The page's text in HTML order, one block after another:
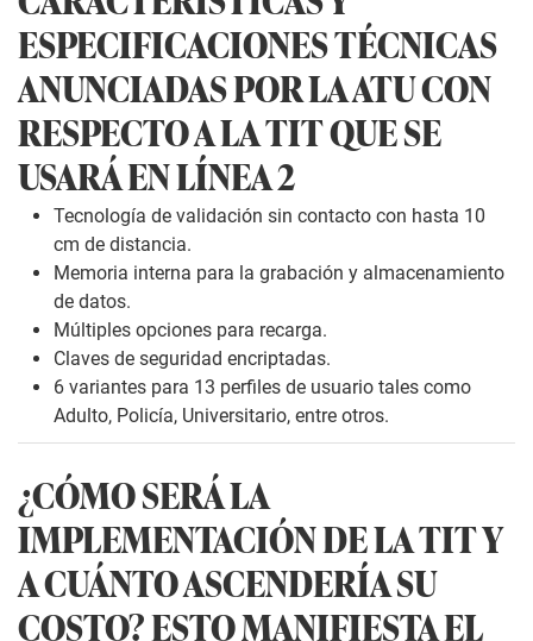
ESPECIFICACIONES TÉCNICAS
ANUNCIADAS POR LA ATU CON
RESPECTO A LA TIT QUE SE
USARÁ EN LÍNEA 2
Tecnología de validación sin contacto con hasta 10
cm de distancia.
Memoria interna para la grabación y almacenamiento
de datos.
Múltiples opciones para recarga.
Claves de seguridad encriptadas.
6 variantes para 13 perfiles de usuario tales como
Adulto, Policía, Universitario, entre otros.
¿CÓMO SERÁ LA
IMPLEMENTACIÓN DE LA TIT Y
A CUÁNTO ASCENDERÍA SU
COSTO? ESTO MANIFIESTA EL